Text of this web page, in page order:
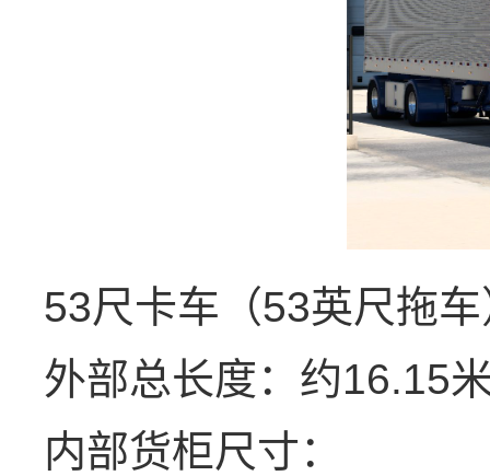
53尺卡车（53英尺拖
外部总长度：约16.15
内部货柜尺寸：